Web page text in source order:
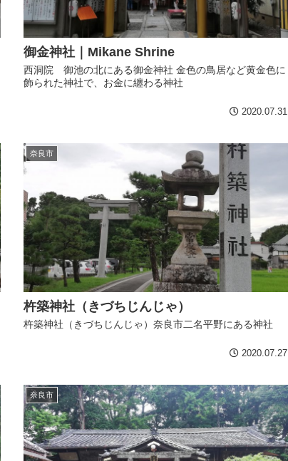
御金神社｜Mikane Shrine
西洞院 御池の北にある御金神社 金色の鳥居など黄金色に
飾られた神社で、お金に纏わる神社
2020.07.31
奈良市
杵築神社（きづちじんじゃ）
杵築神社（きづちじんじゃ）奈良市二名平野にある神社
2020.07.27
奈良市